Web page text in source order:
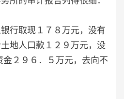
行取现１７８万元，没有
地人口款１２９万元，没
２９６．５万元，去向不